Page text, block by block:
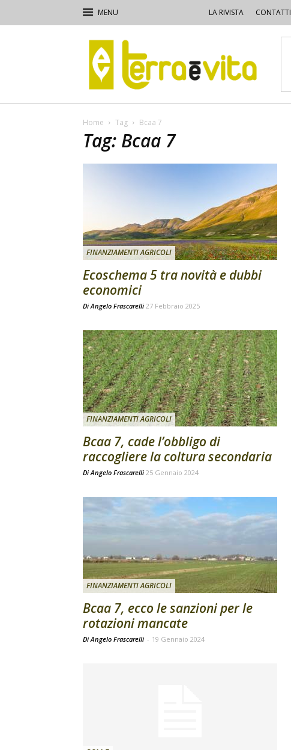
LA RIVISTA CONTATTI
Terra
e
Vita
Home Tag Bcaa 7
Tag: Bcaa 7
FINANZIAMENTI AGRICOLI
Ecoschema 5 tra novità e dubbi
economici
DiAngelo Frascarelli 27 Febbraio 2025
FINANZIAMENTI AGRICOLI
Bcaa 7, cade l’obbligo di
raccogliere la coltura secondaria
DiAngelo Frascarelli 25 Gennaio 2024
FINANZIAMENTI AGRICOLI
Bcaa 7, ecco le sanzioni per le
rotazioni mancate
Di Angelo Frascarelli - 19 Gennaio 2024